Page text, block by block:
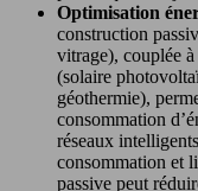
Optimisation
construction
vitrage), couplée
(solaire
géothermie),
consommation
réseaux
consommation et
passive peut